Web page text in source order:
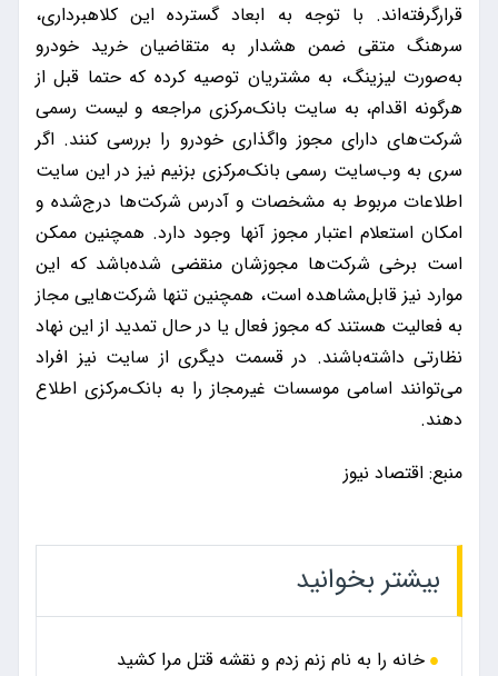
قرارگرفته‌اند. با توجه به ابعاد گسترده این کلاهبرداری،
سرهنگ متقی ضمن هشدار به متقاضیان خرید خودرو
به‌صورت لیزینگ، به مشتریان توصیه کرده که حتما قبل از
هرگونه اقدام، به سایت بانک‌مرکزی مراجعه و لیست رسمی
شرکت‌های دارای مجوز واگذاری خودرو را بررسی کنند. اگر
سری به وب‌سایت رسمی بانک‌مرکزی بزنیم نیز در این سایت
اطلاعات مربوط به مشخصات و آدرس شرکت‌ها درج‌شده و
امکان استعلام اعتبار مجوز آنها وجود دارد. همچنین ممکن
است برخی شرکت‌ها مجوزشان منقضی ‌شده‌باشد که این
موارد نیز قابل‌مشاهده است، همچنین تنها شرکت‌هایی مجاز
به فعالیت هستند که مجوز فعال یا در حال تمدید از این نهاد
نظارتی داشته‌باشند. در قسمت دیگری از سایت نیز افراد
می‌توانند اسامی موسسات غیرمجاز را به بانک‌مرکزی اطلاع
دهند.
منبع: اقتصاد نیوز
بیشتر بخوانید
خانه را به نام زنم زدم و نقشه قتل مرا کشید